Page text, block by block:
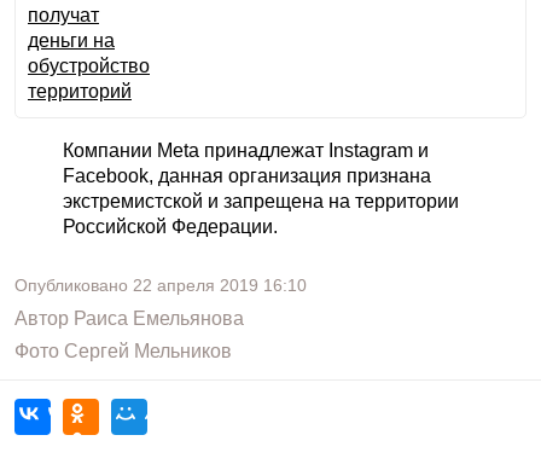
Компании Meta принадлежат Instagram и
Facebook, данная организация признана
экстремистской и запрещена на территории
Российской Федерации.
Опубликовано 22 апреля 2019 16:10
Автор Раиса Емельянова
Фото Сергей Мельников